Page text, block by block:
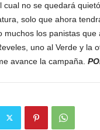
cual no se quedará
solo que ahora
muchos los panistas
uno al Verde y la
avance la campaña.